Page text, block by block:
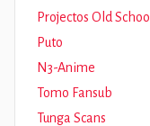
Projectos Old School
Puto
N3-Anime
Tomo Fansub
Tunga Scans